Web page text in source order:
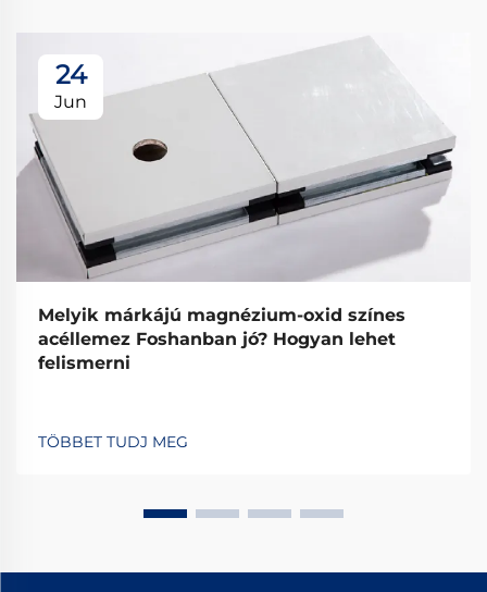
24
Jun
Melyik márkájú magnézium-oxid színes
acéllemez Foshanban jó? Hogyan lehet
felismerni
TÖBBET TUDJ MEG